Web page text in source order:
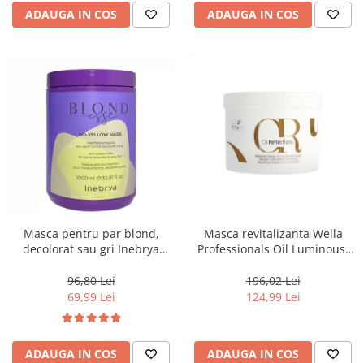
ADAUGA IN COS ADAUGA IN COS
Masca pentru par blond,
decolorat sau gri Inebrya
96,80 Lei
69,99 Lei
ADAUGA IN COS
Masca revitalizanta Wella
Professionals Oil Luminous,
196,02 Lei
124,99 Lei
ADAUGA IN COS